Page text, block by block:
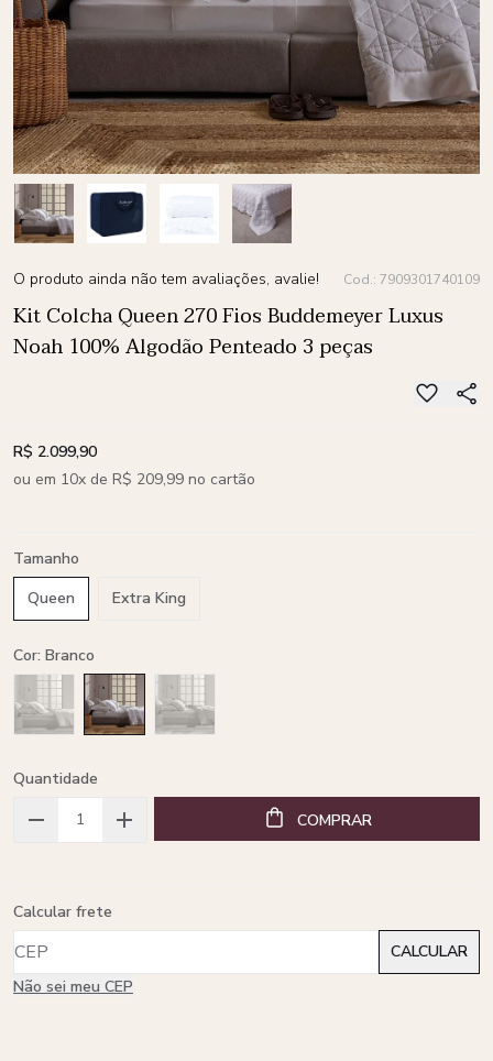
O produto ainda não tem avaliações, avalie! Cod.: 7909301740109
Kit Colcha Queen 270 Fios Buddemeyer Luxus
Noah 100% Algodão Penteado 3 peças
R$ 2.099,90
ou em 10x de R$ 209,99 no cartão
Tamanho
Queen
Extra King
Cor: Branco
Quantidade
COMPRAR
Calcular frete
Não sei meu CEP